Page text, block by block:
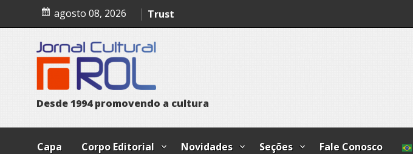
content
agosto 08, 2026
A confissão da prostituta I
Trust
Poesia
Desde1994 promovendo a cultura
Capa Corpo Editorial Novidades Seções Fale Conosco